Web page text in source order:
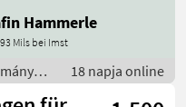
Hammerle
Mils bei Imst
/
18 napja online